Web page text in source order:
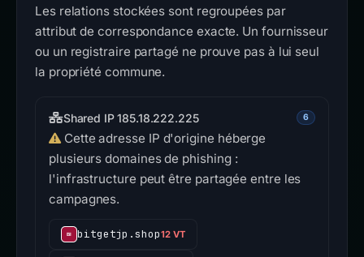
Les relations stockées sont regroupées par
attribut de correspondance exacte. Un fournisseur
ou un registraire partagé ne prouve pas à lui seul
la propriété commune.
Shared IP 185.18.222.225 6
Cette adresse IP d'origine héberge
plusieurs domaines de phishing :
l'infrastructure peut être partagée entre les
campagnes.
bitgetjp.shop12 VT